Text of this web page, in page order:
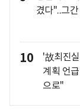
겼다"..그
10
'故최진
계획 언
으로"